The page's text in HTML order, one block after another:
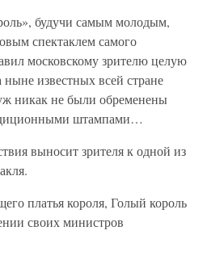
будучи самым молодым,
спектаклем самого
московскому зрителю целую
известных всей стране
никак не были обременены
штампами…
выносит зрителя к одной из
платья короля, Голый король
своих министров